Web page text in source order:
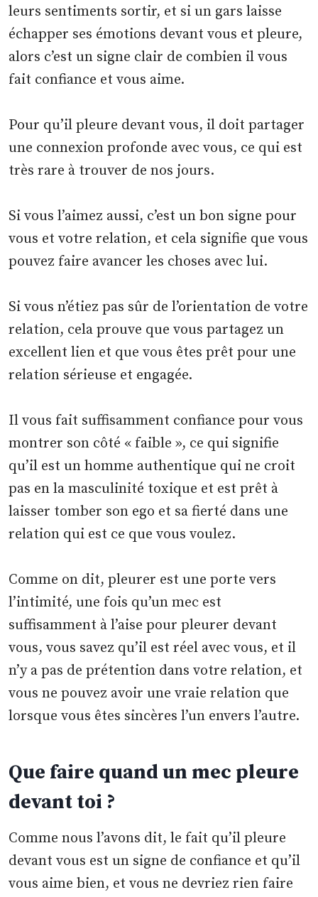
leurs sentiments sortir, et si un gars laisse
échapper ses émotions devant vous et pleure,
alors c’est un signe clair de combien il vous
fait confiance et vous aime.
Pour qu’il pleure devant vous, il doit partager
une connexion profonde avec vous, ce qui est
très rare à trouver de nos jours.
Si vous l’aimez aussi, c’est un bon signe pour
vous et votre relation, et cela signifie que vous
pouvez faire avancer les choses avec lui.
Si vous n’étiez pas sûr de l’orientation de votre
relation, cela prouve que vous partagez un
excellent lien et que vous êtes prêt pour une
relation sérieuse et engagée.
Il vous fait suffisamment confiance pour vous
montrer son côté « faible », ce qui signifie
qu’il est un homme authentique qui ne croit
pas en la masculinité toxique et est prêt à
laisser tomber son ego et sa fierté dans une
relation qui est ce que vous voulez.
Comme on dit, pleurer est une porte vers
l’intimité, une fois qu’un mec est
suffisamment à l’aise pour pleurer devant
vous, vous savez qu’il est réel avec vous, et il
n’y a pas de prétention dans votre relation, et
vous ne pouvez avoir une vraie relation que
lorsque vous êtes sincères l’un envers l’autre.
Que faire quand un mec pleure
devant toi ?
Comme nous l’avons dit, le fait qu’il pleure
devant vous est un signe de confiance et qu’il
vous aime bien, et vous ne devriez rien faire